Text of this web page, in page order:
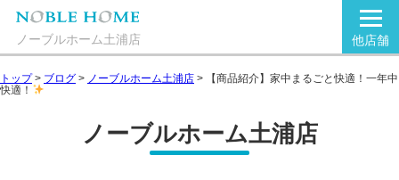
ノーブルホーム土浦店 他店舗
トップ> ブログ > ノーブルホーム土浦店 >
【商品紹介】家中まるごと快適！一年中
快適！
ノーブルホーム土浦店